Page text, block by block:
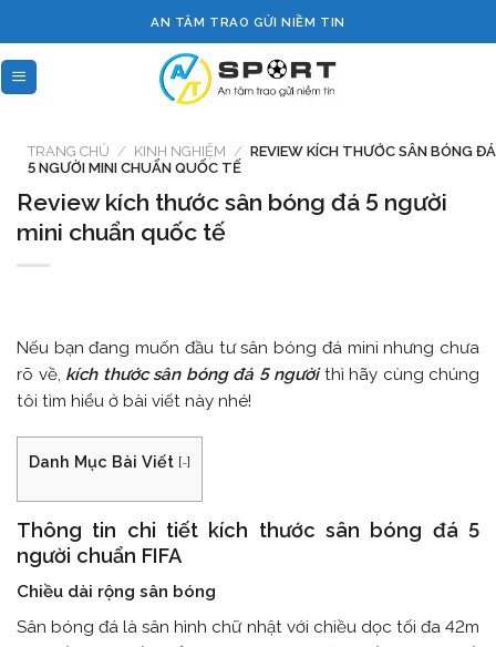
to
content
AN TÂM TRAO GỬI NIỀM TIN
TRANG CHỦ / KINH NGHIỆM / REVIEW KÍCH THƯỚC SÂN BÓNG ĐÁ
5 NGƯỜI MINI CHUẨN QUỐC TẾ
Review kích thước sân bóng đá 5 người
mini chuẩn quốc tế
Nếu bạn đang muốn đầu tư sân bóng đá mini nhưng chưa
rõ về, kích thước sân bóng đá 5 ngườithì hãy cùng chúng
tôi tìm hiểu ở bài viết này nhé!
Danh Mục Bài Viết [-]
Thông tin chi tiết kích thước sân bóng đá 5
người chuẩn FIFA
Chiều dài rộng sân bóng
Sân bóng đá là sân hình chữ nhật với chiều dọc tối đa 42m